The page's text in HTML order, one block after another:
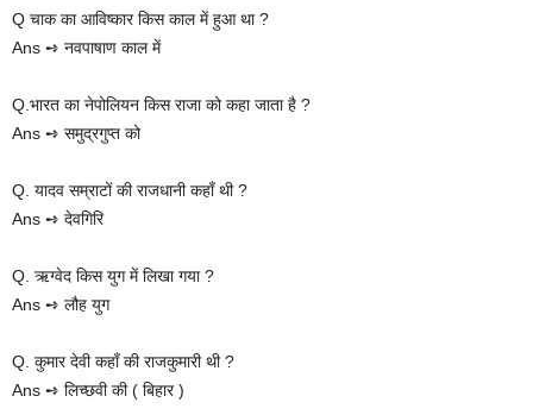
Q चाक का आविष्कार किस काल में हुआ था ?
Ans ➺ नवपाषाण काल में
Q.भारत का नेपोलियन किस राजा को कहा जाता है ?
Ans ➺ समुद्रगुप्त को
Q. यादव सम्राटों की राजधानी कहाँ थी ?
Ans ➺ देवगिरि
Q. ऋग्वेद किस युग में लिखा गया ?
Ans ➺ लौह युग
Q. कुमार देवी कहाँ की राजकुमारी थी ?
Ans ➺ लिच्छवी की ( बिहार )